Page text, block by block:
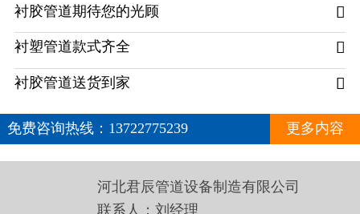
衬胶管道期待您的光顾 
衬塑管道款式齐全 
衬胶管道送货到家 
免费咨询热线： 13722775239 更多内容
河北君辰管道设备制造有限公司
联系人：刘经理